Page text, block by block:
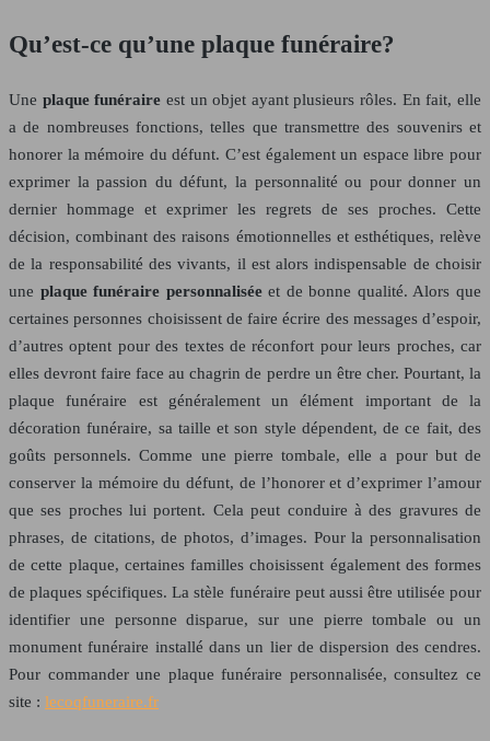
Qu’est-ce qu’une plaque funéraire?
Une plaque funéraire est un objet ayant plusieurs rôles. En fait, elle
a de nombreuses fonctions, telles que transmettre des souvenirs et
honorer la mémoire du défunt. C’est également un espace libre pour
exprimer la passion du défunt, la personnalité ou pour donner un
dernier hommage et exprimer les regrets de ses proches. Cette
décision, combinant des raisons émotionnelles et esthétiques, relève
de la responsabilité des vivants, il est alors indispensable de choisir
une plaque funéraire personnaliséeet de bonne qualité. Alors que
certaines personnes choisissent de faire écrire des messages d’espoir,
d’autres optent pour des textes de réconfort pour leurs proches, car
elles devront faire face au chagrin de perdre un être cher. Pourtant, la
plaque funéraire est généralement un élément important de la
décoration funéraire, sa taille et son style dépendent, de ce fait, des
goûts personnels. Comme une pierre tombale, elle a pour but de
conserver la mémoire du défunt, de l’honorer et d’exprimer l’amour
que ses proches lui portent. Cela peut conduire à des gravures de
phrases, de citations, de photos, d’images. Pour la personnalisation
de cette plaque, certaines familles choisissent également des formes
de plaques spécifiques. La stèle funéraire peut aussi être utilisée pour
identifier une personne disparue, sur une pierre tombale ou un
monument funéraire installé dans un lier de dispersion des cendres.
Pour commander une plaque funéraire personnalisée, consultez ce
site : lecoqfuneraire.fr